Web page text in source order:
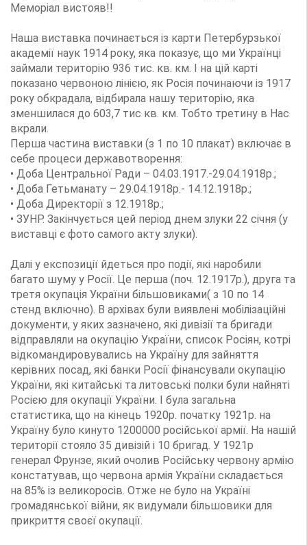
Меморіал вистояв!!
Наша виставка починається із карти Петербурзької
академії наук 1914 року, яка показує, що ми Українці
займали територію 936 тис. кв. км. І на цій карті
показано червоною лінією, як Росія починаючи із 1917
року обкрадала, відбирала нашу територію, яка
зменшилася до 603,7 тис кв. км. Тобто третину в Нас
вкрали.
Перша частина виставки (з 1 по 10 плакат) включає в
себе процеси державотворення:
• Доба Центральної Ради – 04.03.1917.-29.04.1918р.;
• Доба Гетьманату – 29.04.1918р.- 14.12.1918р.;
• Доба Директорії з 12.1918р.;
• ЗУНР. Закінчується цей період днем злуки 22 січня (у
виставці є фото самого акту злуки).
Далі у експозиції йдеться про події, які наробили
багато шуму у Росії. Це перша (поч. 12.1917р.), друга та
третя окупація України більшовиками( з 10 по 14
стенд включно). В архівах були виявлені мобілізаційні
документи, у яких зазначено, які дивізії та бригади
відправляли на окупацію України, список Росіян, котрі
відкомандировувались на Україну для зайняття
керівних посад, які банки Росії фінансували окупацію
України, які китайські та литовські полки були найняті
Росією для окупації України. І була загальна
статистика, що на кінець 1920р. початку 1921р. на
Україну було кинуто 1200000 російської армії. На нашій
території стояло 35 дивізій і 10 бригад. У 1921р
генерал Фрунзе, який очолив Російську червону армію
констатував, що червона армія України складається
на 85% із великоросів. Отже не було на Україні
громадянської війни, як видумали більшовики для
прикриття своєї окупації.